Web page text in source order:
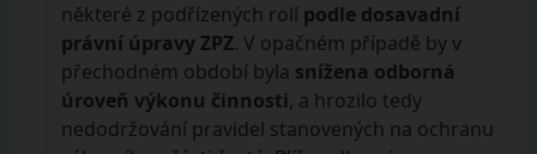
některé z podřízených rolí podle dosavadní
právní úpravy ZPZ. V opačném případě by v
přechodném období byla snížena odborná
úroveň výkonu činnosti, a hrozilo tedy
nedodržování pravidel stanovených na ochranu